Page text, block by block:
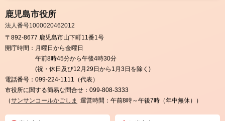
鹿児島市役所
法人番号1000020462012
〒892-8677 鹿児島市山下町11番1号
開庁時間： 月曜日から金曜日
午前8時45分から午後4時30分
(祝・休日及び12月29日から1月3日を除く)
電話番号： 099-224-1111（代表）
市役所に関する簡易な問合せ： 099-808-3333
（サンサンコールかごしま 運営時間：午前8時～午後7時（年中無休））